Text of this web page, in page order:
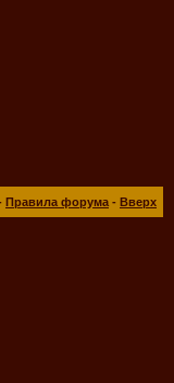
Правила форума - Вверх